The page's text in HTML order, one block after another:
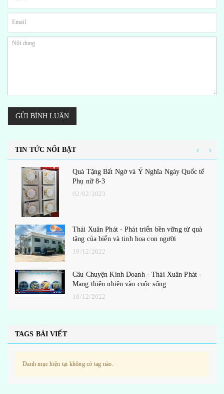
GỬI BÌNH LUẬN
TIN TỨC NỔI BẬT
Quà Tặng Bất Ngờ và Ý Nghĩa Ngày Quốc tế
Phụ nữ 8-3
02/02/2023
Thái Xuân Phát - Phát triển bền vững từ quà
tặng của biển và tinh hoa con người
19/12/2022
Câu Chuyện Kinh Doanh - Thái Xuân Phát -
Mang thiên nhiên vào cuộc sống
18/12/2022
TAGS BÀI VIẾT
Danh mục hiện tại không có tag nào.